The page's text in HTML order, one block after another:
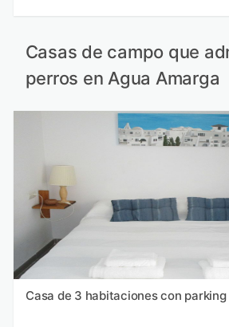
Casas de campo que
perros en Agua Amarga
Casa de 3 habitaciones con